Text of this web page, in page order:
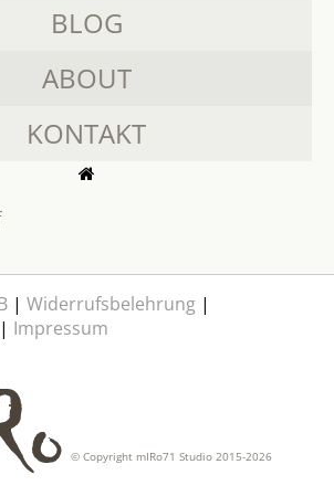
BLOG
ABOUT
KONTAKT
| Widerrufsbelehrung|
| Impressum
© Copyright mIRo71 Studio 2015-2026